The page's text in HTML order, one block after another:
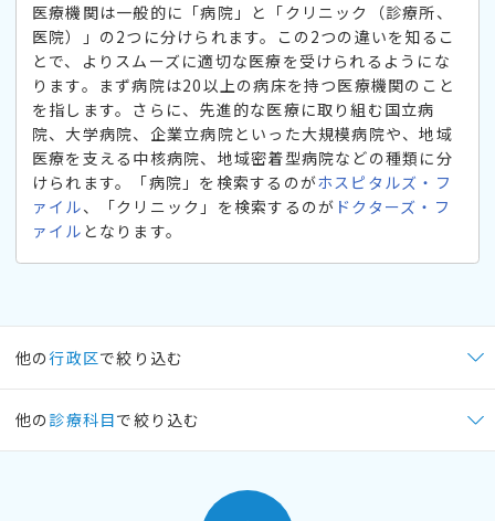
医療機関は一般的に「病院」と「クリニック（診療所、
医院）」の2つに分けられます。この2つの違いを知るこ
とで、よりスムーズに適切な医療を受けられるようにな
ります。まず病院は20以上の病床を持つ医療機関のこと
を指します。さらに、先進的な医療に取り組む国立病
院、大学病院、企業立病院といった大規模病院や、地域
医療を支える中核病院、地域密着型病院などの種類に分
けられます。「病院」を検索するのがホスピタルズ・フ
ァイル、「クリニック」を検索するのが ドクターズ・フ
ァイル となります。
他の行政区で絞り込む
他の 診療科目で絞り込む